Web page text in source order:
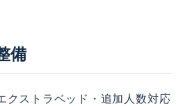
備
クストラベッド・追加人数対応